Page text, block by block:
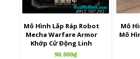
Mô Hình Lắp Ráp Robot
Mecha Warfare Armor
Khớp Cử Động Linh
Hoạt
90.000₫
Mô
Mô